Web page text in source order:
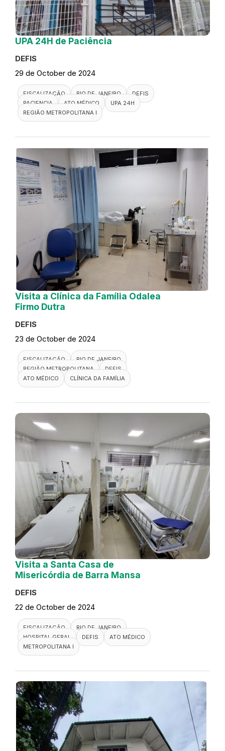
UPA 24H de Paciência
DEFIS
29 de October de 2024
FISCALIZAÇÃO RIO DE JANEIRO
DEFIS
PACIENCIA
ATO MÉDICO
UPA 24H
REGIÃO METROPOLITANA I
Visita a Clínica da Família Odalea
Firmo Dutra
DEFIS
23 de October de 2024
FISCALIZAÇÃO
RIO DE JANEIRO
REGIÃO METROPOLITANA
DEFIS
ATO MÉDICO
CLÍNICA DA FAMÍLIA
Visita a Santa Casa de
Misericórdia de Barra Mansa
DEFIS
22 de October de 2024
FISCALIZAÇÃO
RIO DE JANEIRO
HOSPITAL GERAL
DEFIS
ATO MÉDICO
METROPOLITANA I